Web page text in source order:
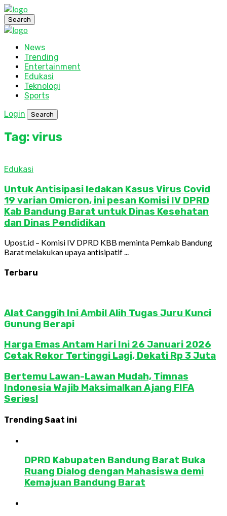
Search
News
Trending
Entertainment
Edukasi
Teknologi
Sports
Login
Search
Tag: virus
Edukasi
Untuk Antisipasi ledakan Kasus Virus Covid
19 varian Omicron, ini pesan Komisi IV DPRD
Kab Bandung Barat untuk Dinas Kesehatan
dan Dinas Pendidikan
Upost.id – Komisi IV DPRD KBB meminta Pemkab Bandung
Barat melakukan upaya antisipatif ...
Terbaru
Alat Canggih Ini Ambil Alih Tugas Juru Kunci
Gunung Berapi
Harga Emas Antam Hari Ini 26 Januari 2026
Cetak Rekor Tertinggi Lagi, Dekati Rp 3 Juta
Bertemu Lawan-Lawan Mudah, Timnas
Indonesia Wajib Maksimalkan Ajang FIFA
Series!
Trending Saat ini
DPRD Kabupaten Bandung Barat Buka
Ruang Dialog dengan Mahasiswa demi
Kemajuan Bandung Barat